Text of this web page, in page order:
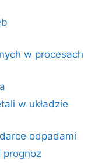
w procesach
w układzie
odpadami
prognoz